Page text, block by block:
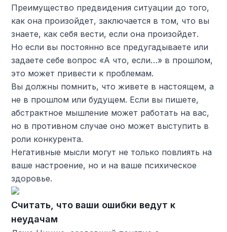
Преимущество предвидения ситуации до того,
как она произойдет, заключается в том, что вы
знаете, как себя вести, если она произойдет.
Но если вы постоянно все предугадываете или
задаете себе вопрос «А что, если…» в прошлом,
это может привести к проблемам.
Вы должны помнить, что живете в настоящем, а
не в прошлом или будущем. Если вы пишете,
абстрактное мышление может работать на вас,
но в противном случае оно может выступить в
роли конкурента.
Негативные мысли могут не только повлиять на
ваше настроение, но и на ваше психическое
здоровье.
Считать, что ваши ошибки ведут к
неудачам